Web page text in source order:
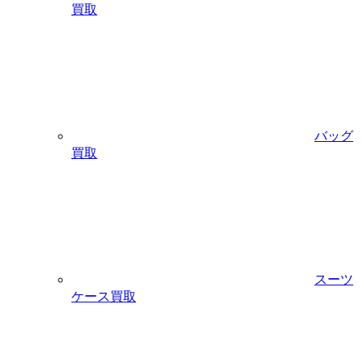
買取
バッグ
買取
スーツ
ケース買取